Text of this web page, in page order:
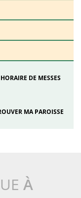
HORAIRE DE MESSES
MA PAROISSE
À